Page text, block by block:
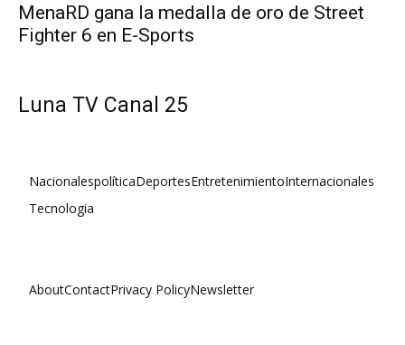
MenaRD gana la medalla de oro de Street
Fighter 6 en E-Sports
Luna TV Canal 25
NacionalespolíticaDeportesEntretenimientoInternacionales
Tecnologia
AboutContactPrivacy PolicyNewsletter